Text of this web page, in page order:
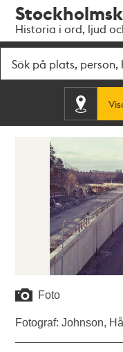
navigationen
huvudinnehållet
Historia i ord, ljud
Foto
Fotograf: Johnson,